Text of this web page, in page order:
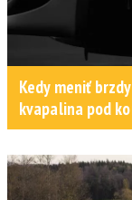
Kedy meniť
kvapalina pod